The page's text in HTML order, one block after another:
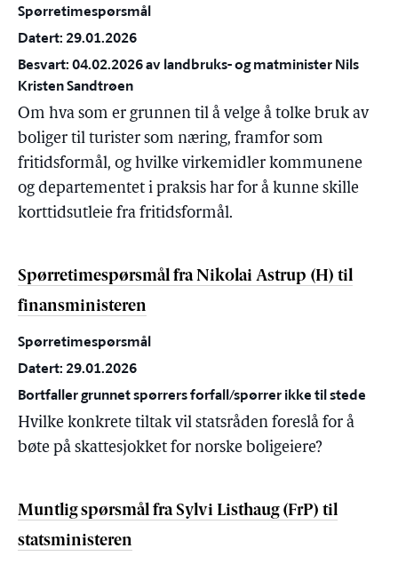
Spørretimespørsmål
Datert: 29.01.2026
Besvart: 04.02.2026 av landbruks- og matminister Nils
Kristen Sandtrøen
Om hva som er grunnen til å velge å tolke bruk av
boliger til turister som næring, framfor som
fritidsformål, og hvilke virkemidler kommunene
og departementet i praksis har for å kunne skille
korttidsutleie fra fritidsformål.
Spørretimespørsmål fra Nikolai Astrup (H) til
finansministeren
Spørretimespørsmål
Datert: 29.01.2026
Bortfaller grunnet spørrers forfall/spørrer ikke til stede
Hvilke konkrete tiltak vil statsråden foreslå for å
bøte på skattesjokket for norske boligeiere?
Muntlig spørsmål fra Sylvi Listhaug (FrP) til
statsministeren